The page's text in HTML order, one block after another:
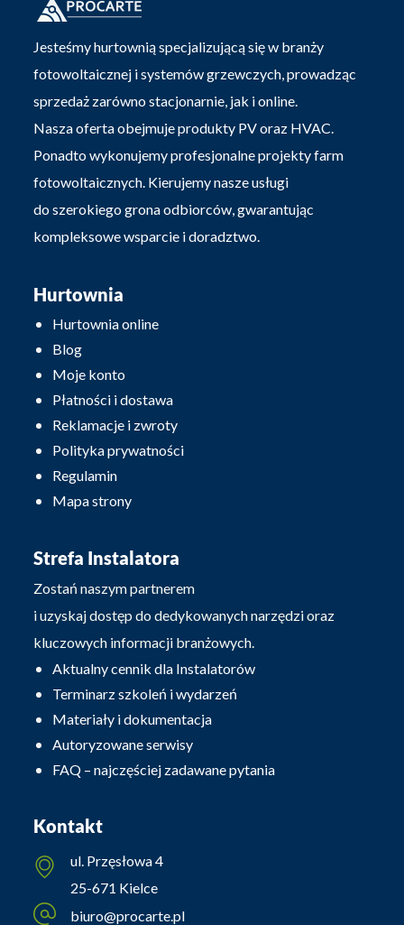
Jesteśmy hurtownią specjalizującą się w branży
fotowoltaicznej i systemów grzewczych, prowadząc
sprzedaż zarówno stacjonarnie, jak i online.
Nasza oferta obejmuje produkty PV oraz HVAC.
Ponadto wykonujemy profesjonalne projekty farm
fotowoltaicznych. Kierujemy nasze usługi
do szerokiego grona odbiorców, gwarantując
kompleksowe wsparcie i doradztwo.
Hurtownia
Hurtownia online
Blog
Moje konto
Płatności i dostawa
Reklamacje i zwroty
Polityka prywatności
Regulamin
Mapa strony
Strefa Instalatora
Zostań naszym partnerem
i uzyskaj dostęp do dedykowanych narzędzi oraz
kluczowych informacji branżowych.
Aktualny cennik dla Instalatorów
Terminarz szkoleń i wydarzeń
Materiały i dokumentacja
Autoryzowane serwisy
FAQ – najczęściej zadawane pytania
Kontakt
ul. Przęsłowa 4
25-671 Kielce
biuro@procarte.pl